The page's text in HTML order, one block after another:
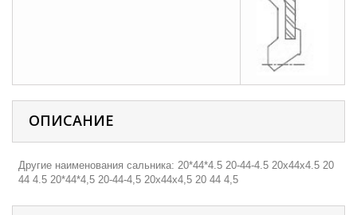
ОПИСАНИЕ
Другие наименования сальника: 20*44*4.5 20-44-4.5 20х44х4.5 20
44 4.5 20*44*4,5 20-44-4,5 20х44х4,5 20 44 4,5